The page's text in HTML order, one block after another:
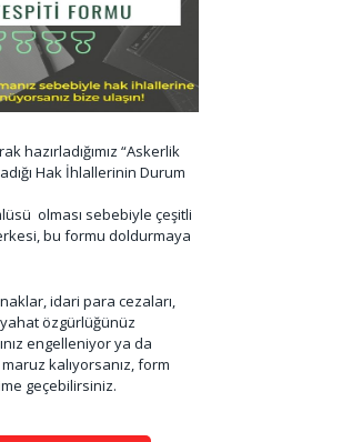
hazırladığımız “Askerlik
Hak İhlallerinin Durum
olması sebebiyle çeşitli
bu formu doldurmaya
idari para cezaları,
özgürlüğünüz
engelleniyor ya da
kalıyorsanız, form
geçebilirsiniz.